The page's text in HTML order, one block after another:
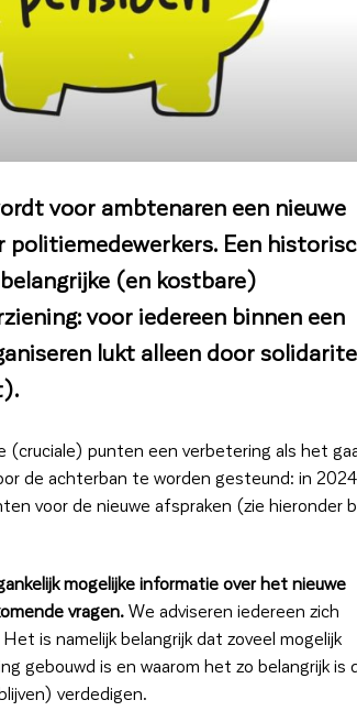
voor ambtenaren een nieuwe
politiemedewerkers. Een
(en kostbare)
voor iedereen binnen een
lukt alleen door
(cruciale) punten een verbetering als het
de achterban te worden gesteund: in 2024
voor de nieuwe afspraken (zie hieronder
mogelijke informatie over het nieuwe
vragen. We adviseren iedereen zich
is namelijk belangrijk dat zoveel mogelijk
gebouwd is en waarom het zo belangrijk is
verdedigen.